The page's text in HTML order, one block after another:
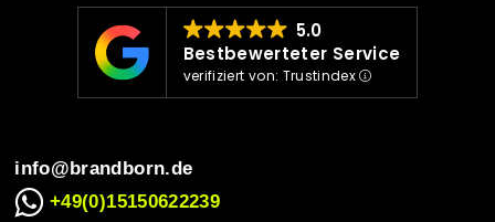
a
5.0
Bestbewerteter Service
verifiziert von: Trustindex
info@brandborn.de
+49(0)15150622239